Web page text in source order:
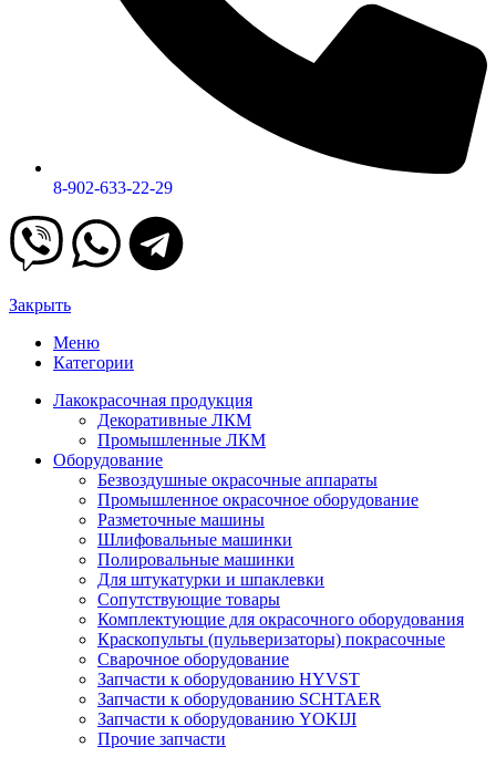
8-902-633-22-29
Закрыть
Меню
Категории
Лакокрасочная продукция
Декоративные ЛКМ
Промышленные ЛКМ
Оборудование
Безвоздушные окрасочные аппараты
Промышленное окрасочное оборудование
Разметочные машины
Шлифовальные машинки
Полировальные машинки
Для штукатурки и шпаклевки
Сопутствующие товары
Комплектующие для окрасочного оборудования
Краскопульты (пульверизаторы) покрасочные
Сварочное оборудование
Запчасти к оборудованию HYVST
Запчасти к оборудованию SCHTAER
Запчасти к оборудованию YOKIJI
Прочие запчасти